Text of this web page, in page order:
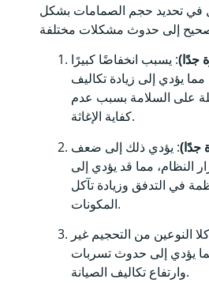
في تحديد حجم الصمامات بشكل
جدًا): يسبب انخفاضًا كبيرًا
يؤدي إلى زيادة تكاليف
على السلامة بسبب عدم
كفاية الإغاثة.
جدًا): يؤدي ذلك إلى ضعف
النظام، مما قد يؤدي إلى
في التدفق وزيادة تآكل
المكونات.
النوعين من التحجيم غير
يؤدي إلى حدوث تسربات
وارتفاع تكاليف الصيانة.